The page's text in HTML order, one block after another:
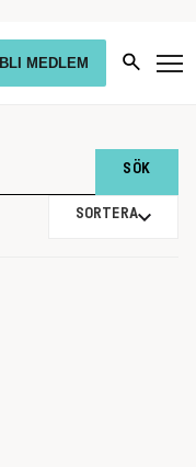
BLI MEDLEM
SORTERA